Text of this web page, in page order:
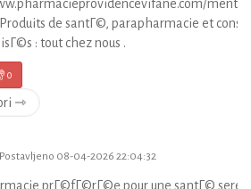
de santГ©, parapharmacie et
: tout chez nous .
0
⇾
Postavljeno 08-04-2026 22:04:32
prГ©fГ©rГ©e pour une santГ©